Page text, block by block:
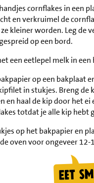
cornflakes in een
en verkruimel de
kleiner worden. Leg de
op een bord.
een eetlepel melk in een
op een bakplaat
in stukjes. Breng de
en haal de kip door het ei
totdat je alle kip hebt
op het bakpapier en
oven voor ongeveer 12-